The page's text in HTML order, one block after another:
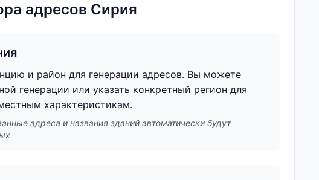
адресов Сирия
и район для генерации адресов. Вы можете
генерации или указать конкретный регион для
характеристикам.
адреса и названия зданий автоматически будут